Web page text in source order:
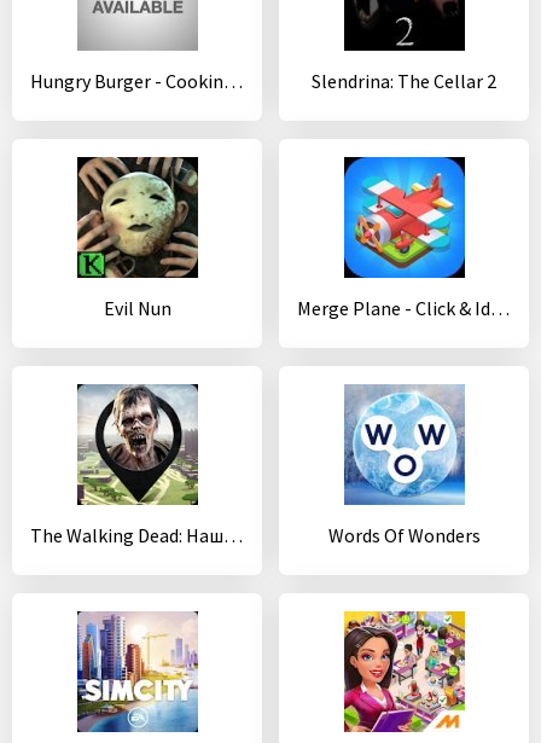
Hungry Burger - Cooking Games Slendrina: The Cellar 2
Evil Nun Merge Plane - Click & Idle Tycoon
The Walking Dead: Наш мир Words Of Wonders